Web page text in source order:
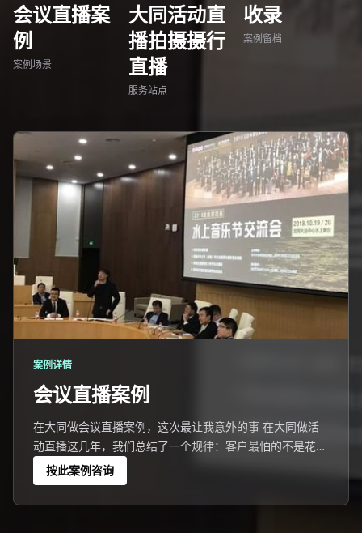
会议直播案
例
案例场景
大同活动直
播拍摄摄行
直播
服务站点
收录
案例留档
案例详情
会议直播案例
在大同做会议直播案例，这次最让我意外的事 在大同做活
动直播这几年，我们总结了一个规律：客户最怕的不是花钱
多，而是花了钱没效果。
按此案例咨询